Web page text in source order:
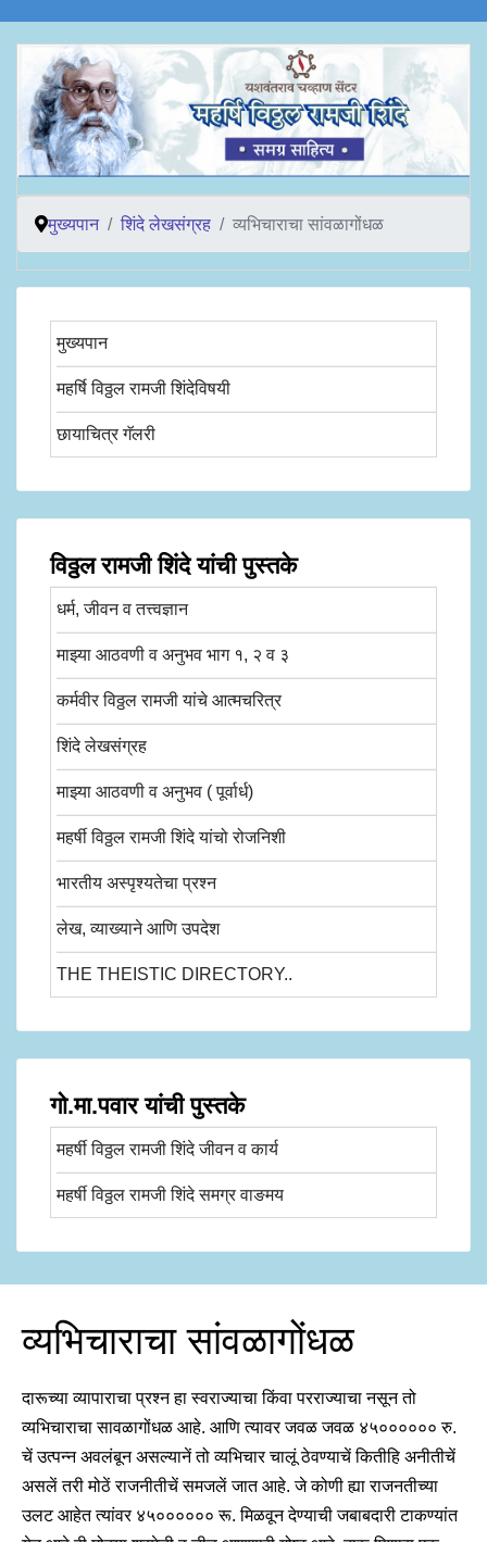
मुख्यपान शिंदे लेखसंग्रह व्यभिचाराचा सांवळागोंधळ
मुख्यपान
महर्षि विठ्ठल रामजी शिंदेविषयी
छायाचित्र गॅलरी
विठ्ठल रामजी शिंदे यांची पुस्तके
धर्म, जीवन व तत्त्वज्ञान
माझ्या आठवणी व अनुभव भाग १, २ व ३
कर्मवीर विठ्ठल रामजी यांचे आत्मचरित्र
शिंदे लेखसंग्रह
माझ्या आठवणी व अनुभव ( पूर्वार्ध)
महर्षी विठ्ठल रामजी शिंदे यांचो रोजनिशी
भारतीय अस्पृश्यतेचा प्रश्न
लेख, व्याख्याने आणि उपदेश
THE THEISTIC DIRECTORY..
गो.मा.पवार यांची पुस्तके
महर्षी विठ्ठल रामजी शिंदे जीवन व कार्य
महर्षी विठ्ठल रामजी शिंदे समग्र वाङमय
व्यभिचाराचा सांवळागोंधळ
दारूच्या व्यापाराचा प्रश्न हा स्वराज्याचा किंवा परराज्याचा नसून तो
व्यभिचाराचा सावळागोंधळ आहे. आणि त्यावर जवळ जवळ ४५०००००० रु.
चें उत्पन्न अवलंबून असल्यानें तो व्यभिचार चालूं ठेवण्याचें कितीहि अनीतीचें
असलें तरी मोठें राजनीतीचें समजलें जात आहे. जे कोणी ह्या राजनतीच्या
उलट आहेत त्यांवर ४५०००००० रू. मिळवून देण्याची जबाबदारी टाकण्यांत